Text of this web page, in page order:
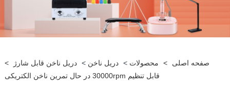
صفحه اصلی > محصولات > دریل ناخن > دریل ناخن قابل شارژ
>
قابل تنظیم 30000rpm در حال تمرین ناخن الکتریکی